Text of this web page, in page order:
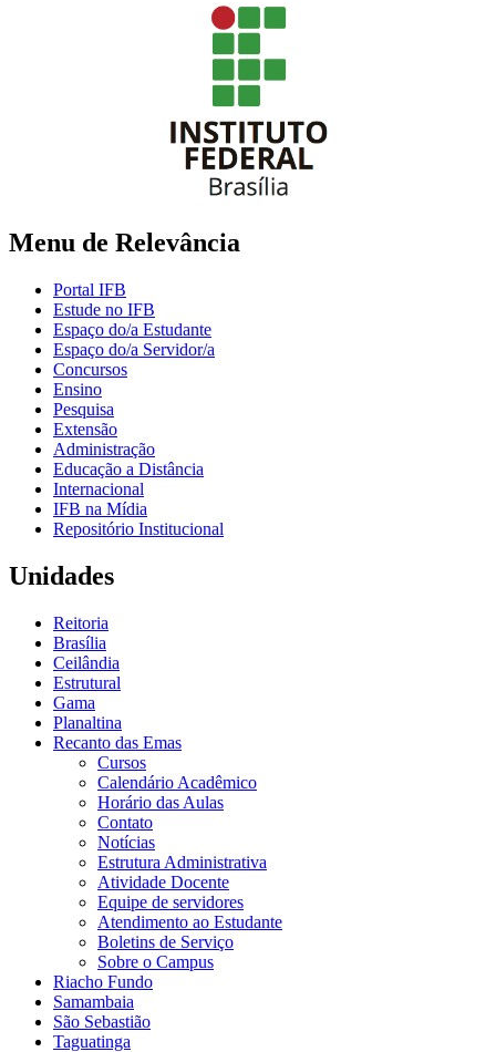
Menu de Relevância
Portal IFB
Estude no IFB
Espaço do/a Estudante
Espaço do/a Servidor/a
Concursos
Ensino
Pesquisa
Extensão
Administração
Educação a Distância
Internacional
IFB na Mídia
Repositório Institucional
Unidades
Reitoria
Brasília
Ceilândia
Estrutural
Gama
Planaltina
Recanto das Emas
Cursos
Calendário Acadêmico
Horário das Aulas
Contato
Notícias
Estrutura Administrativa
Atividade Docente
Equipe de servidores
Atendimento ao Estudante
Boletins de Serviço
Sobre o Campus
Riacho Fundo
Samambaia
São Sebastião
Taguatinga